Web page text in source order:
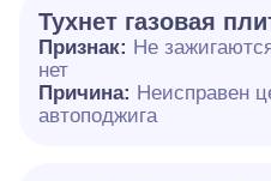
Тухнет газовая
Признак: Не
нет
Причина: Неисправен
автоподжига